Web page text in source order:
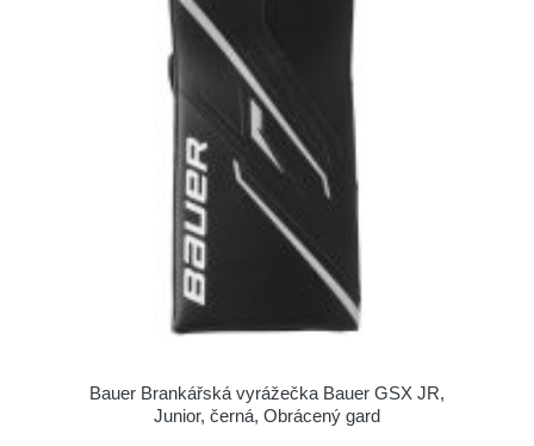
Bauer Brankářská vyrážečka Bauer GSX JR,
Junior, černá, Obrácený gard